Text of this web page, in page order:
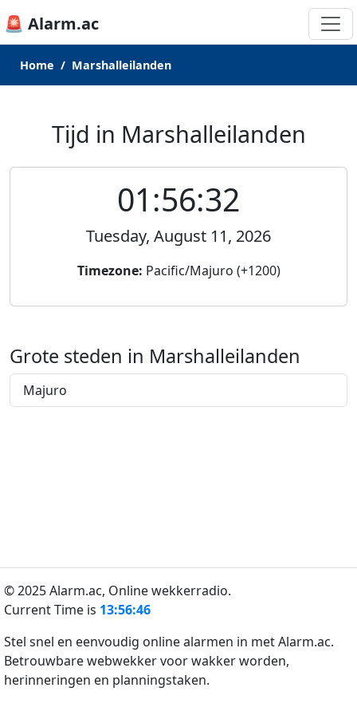
🚨 Alarm.ac
Home Marshalleilanden
Tijd in Marshalleilanden
01:56:32
Tuesday, August 11, 2026
Timezone: Pacific/Majuro (+1200)
Grote steden in Marshalleilanden
Majuro
© 2025 Alarm.ac, Online wekkerradio.
Current Time is 13:56:46
Stel snel en eenvoudig online alarmen in met Alarm.ac.
Betrouwbare webwekker voor wakker worden,
herinneringen en planningstaken.